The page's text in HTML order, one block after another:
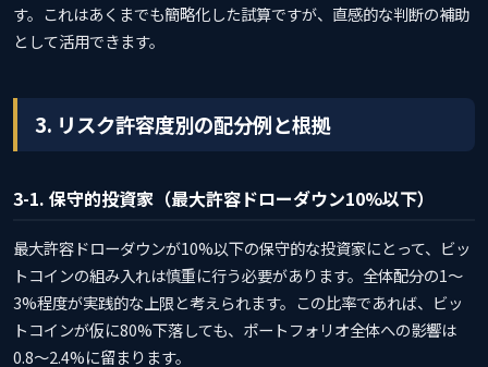
す。これはあくまでも簡略化した試算ですが、直感的な判断の補助
として活用できます。
3. リスク許容度別の配分例と根拠
3-1. 保守的投資家（最大許容ドローダウン10%以下）
最大許容ドローダウンが10%以下の保守的な投資家にとって、ビッ
トコインの組み入れは慎重に行う必要があります。全体配分の1〜
3%程度が実践的な上限と考えられます。この比率であれば、ビッ
トコインが仮に80%下落しても、ポートフォリオ全体への影響は
0.8〜2.4%に留まります。